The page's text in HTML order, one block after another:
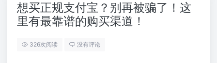
想买正规支付宝？别再被骗了！这
里有最靠谱的购买渠道！
326次阅读 没有评论